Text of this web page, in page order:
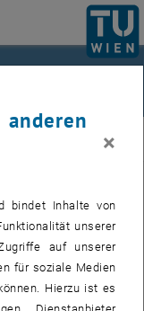
2026
2026 bis
anderen
×
bindet Inhalte von
unserer
auf unserer
für soziale Medien
Hierzu ist es